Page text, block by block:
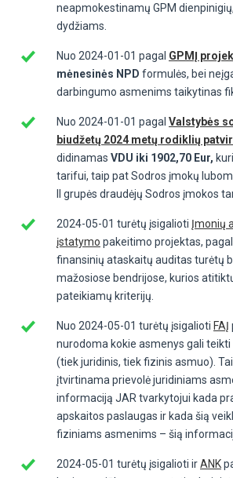
neapmokestinamų GPM
dydžiams.
Nuo 2024-01-01 pagal GPMĮ
mėnesinės NPD formulės, bei
darbingumo asmenims taikytinas
Nuo 2024-01-01 pagal Valstybės
biudžetų 2024 metų rodiklių
didinamas VDU iki 1902,70 Eur,
tarifui, taip pat Sodros įmokų
II grupės draudėjų Sodros įmokos
2024-05-01 turėtų įsigalioti Įmonių
įstatymo pakeitimo projektas,
finansinių ataskaitų auditas turėtų
mažosiose bendrijose, kurios
pateikiamų kriterijų.
Nuo 2024-05-01 turėtų įsigalioti FAĮ
nurodoma kokie asmenys gali
(tiek juridinis, tiek fizinis asmuo).
įtvirtinama prievolė juridiniams
informaciją JAR tvarkytojui kada
apskaitos paslaugas ir kada šią
fiziniams asmenims – šią
2024-05-01 turėtų įsigalioti irANK